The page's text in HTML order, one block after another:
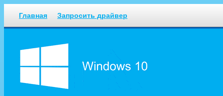
Главная Запросить драйвер